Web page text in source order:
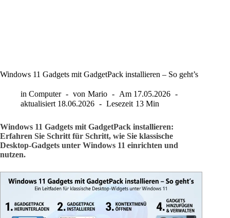
Windows 11 Gadgets mit GadgetPack installieren – So geht’s
in Computer von Mario Am 17.05.2026
aktualisiert 18.06.2026 Lesezeit 13 Min
Windows 11 Gadgets mit GadgetPack installieren:
Erfahren Sie Schritt für Schritt, wie Sie klassische
Desktop-Gadgets unter Windows 11 einrichten und
nutzen.